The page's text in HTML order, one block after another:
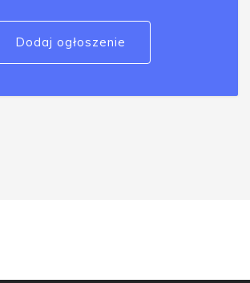
Dodaj ogłoszenie